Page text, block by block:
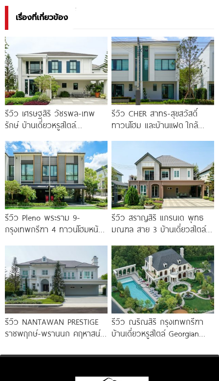
เรื่องที่เกี่ยวข้อง
รีวิว เศรษฐสิริ วัชรพล-เทพ
รักษ์ บ้านเดี่ยวหรูสไตล์
ทะเลสาบ ทำเลใกล้รถไฟฟ้า และ
ทางด่วน 3 สาย
รีวิว CHER สาทร-สุขสวัสดิ์
ทาวน์โฮม และบ้านแฝด ใกล้
3.59
รีวิว Pleno พระราม 9-
กรุงเทพกรีฑา 4 ทาวน์โฮมหน้า
รีวิว สราญสิริ แกรนเด พุทธ
มณฑล สาย 3 บ้านเดี่ยวสไตล์
รีวิว NANTAWAN PRESTIGE
ราชพฤกษ์-พรานนก คฤหาสน์
เริ่ม
รีวิว ณริณสิริ กรุงเทพกรีฑา
บ้านเดี่ยวหรูสไตล์ Georgian
Brighton College